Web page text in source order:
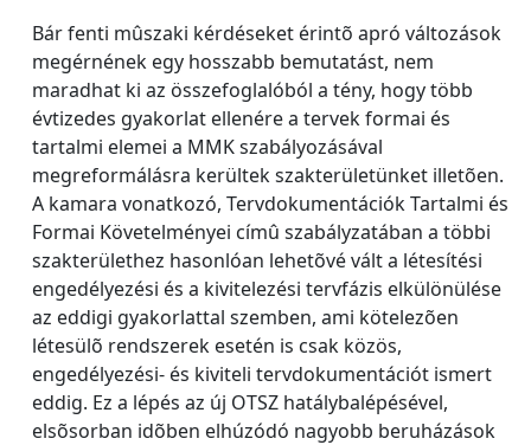
Bár fenti mûszaki kérdéseket érintõ apró változások
megérnének egy hosszabb bemutatást, nem
maradhat ki az összefoglalóból a tény, hogy több
évtizedes gyakorlat ellenére a tervek formai és
tartalmi elemei a MMK szabályozásával
megreformálásra kerültek szakterületünket illetõen.
A kamara vonatkozó, Tervdokumentációk Tartalmi és
Formai Követelményei címû szabályzatában a többi
szakterülethez hasonlóan lehetõvé vált a létesítési
engedélyezési és a kivitelezési tervfázis elkülönülése
az eddigi gyakorlattal szemben, ami kötelezõen
létesülõ rendszerek esetén is csak közös,
engedélyezési- és kiviteli tervdokumentációt ismert
eddig. Ez a lépés az új OTSZ hatálybalépésével,
elsõsorban idõben elhúzódó nagyobb beruházások